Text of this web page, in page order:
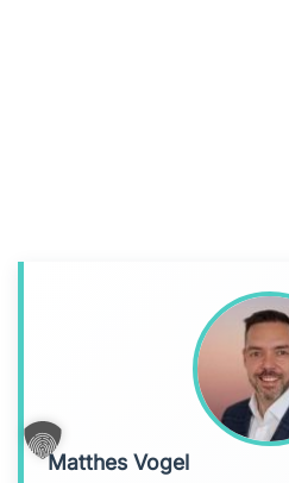
Matthes Vogel